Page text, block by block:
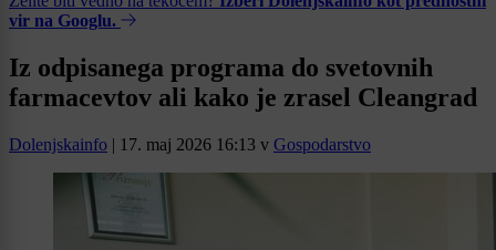
vir na Googlu.
Iz odpisanega programa do svetovnih
farmacevtov ali kako je zrasel Cleangrad
Dolenjskainfo | 17. maj 2026 16:13 v Gospodarstvo